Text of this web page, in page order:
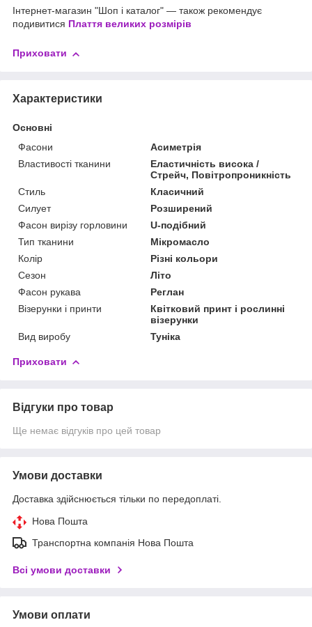
Інтернет-магазин "Шоп і каталог" — також рекомендує
подивитися Плаття великих розмірів
Приховати
Характеристики
Основні
Фасони
Асиметрія
Властивості тканини
Еластичність висока /
Стрейч, Повітропроникність
Стиль
Класичний
Силует
Розширений
Фасон вирізу горловини
U-подібний
Тип тканини
Мікромасло
Колір
Різні кольори
Сезон
Літо
Фасон рукава
Реглан
Візерунки і принти
Квітковий принт і рослинні
візерунки
Вид виробу
Туніка
Приховати
Відгуки про товар
Ще немає відгуків про цей товар
Умови доставки
Доставка здійснюється тільки по передоплаті.
Нова Пошта
Транспортна компанія Нова Пошта
Всі умови доставки
Умови оплати